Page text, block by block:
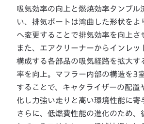
吸気効率の向上と燃焼効率タンブル
い、排気ポートは湾曲した形状をよ
へ変更することで排気効率を向上さ
また、エアクリーナーからインレッ
構成する各部品の吸気経路を拡大す
率を向上。マフラー内部の構造を3
することで、キャタライザーの配置
化し力強い走りと高い環境性能に寄
さらに、低燃費性能の進化のため、